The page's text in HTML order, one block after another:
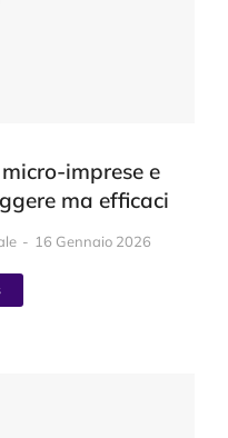
imprese e
ma efficaci
16 Gennaio 2026